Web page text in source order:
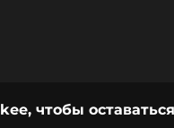
чтобы оставаться